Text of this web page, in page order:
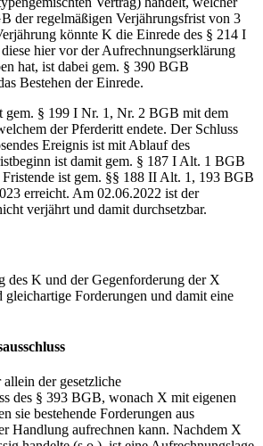
der regelmäßigen Verjährungsfrist von 3
könnte K die Einrede des § 214 I
hier vor der Aufrechnungserklärung
hat, ist dabei gem. § 390 BGB
Bestehen der Einrede.
gem. § 199 I Nr. 1, Nr. 2 BGB mit dem
der Pferderitt endete. Der Schluss
Ereignis ist mit Ablauf des
ist damit gem. § 187 I Alt. 1 BGB
ist gem. §§ 188 II Alt. 1, 193 BGB
erreicht. Am 02.06.2022 ist der
verjährt und damit durchsetzbar.
des K und der Gegenforderung der X
gleichartige Forderungen und damit eine
der gesetzliche
des § 393 BGB, wonach X mit eigenen
sie bestehende Forderungen aus
Handlung aufrechnen kann. Nachdem X